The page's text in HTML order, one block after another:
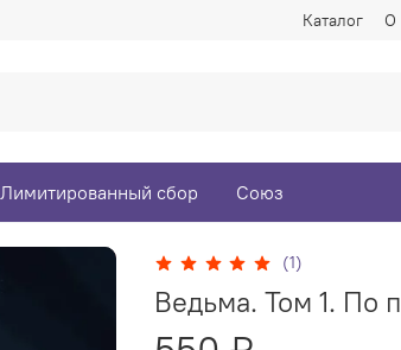
Каталог О
Лимитированный сбор Союз
(1)
Ведьма. Том 1. По